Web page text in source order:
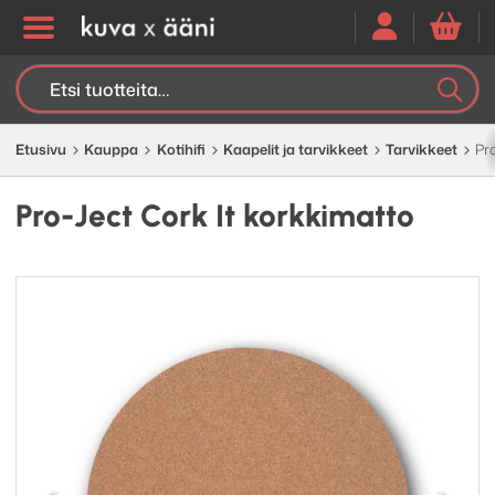
Etsi:
Etusivu Kauppa Kotihifi Kaapelit ja tarvikkeet Tarvikkeet
Pro-Ject Cork It korkkimatto
Edellinen